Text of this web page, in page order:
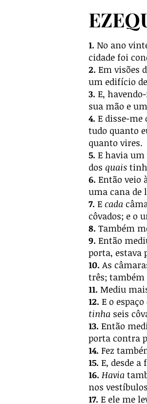
1. No ano
cidade foi
2. Em visões
um edifício
3. E,
sua mão e
4. E disse-me
tudo quanto
quanto vires.
5. E havia
dos quais
6. Então veio
uma cana de
7. E cada
côvados; e o
8. Também
9. Então
porta, estava
10. As
três; também
11. Mediu
12. E o
tinha seis
13. Então
porta contra
14. Fez
15. E, desde
16. Havia
nos
17. E ele me